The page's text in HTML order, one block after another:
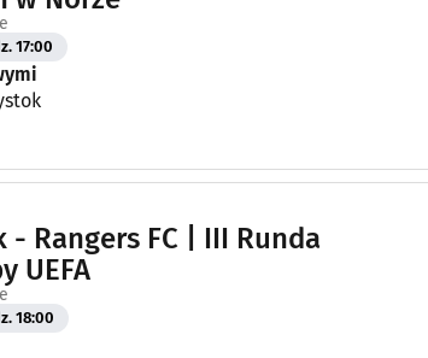
17:00
- Rangers FC | III Runda
UEFA
18:00